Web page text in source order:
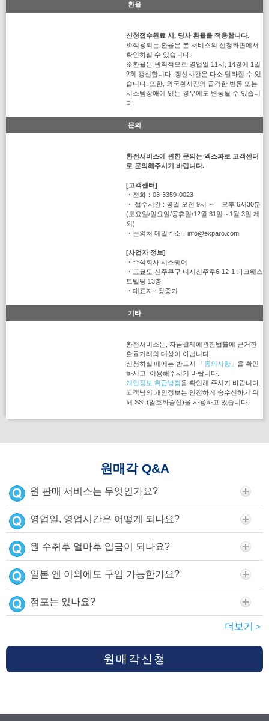
환율
신청접수완료 시, 당사 환율을 적용합니다.
※적용되는 환율은 본 서비스의 신청화면에서
확인하실 수 있습니다.
※환율은 원칙적으로 영업일 11시, 14경에 1일
2회 갱신합니다. 갱신시간은 다소 달라질 수 있
습니다. 또한, 외국환시장의 급격한 변동 또는
시스템장애에 있는 경우에도 변동될 수 있습니
다.
문의
환전서비스에 관한 문의는 엑스파로 고객센터
로 문의해주시기 바랍니다.
[고객센터]
・전화：03-3359-0023
・ 접수시간 : 평일 오전 9시 ～ 오후 6시30분
(토요일/일요일/공휴일/12월 31일～1월 3일 제
외)
・문의처 메일주소：info@exparo.com
[사업자 정보]
・주식회사 시스퀘어
・도쿄도 신주쿠구 니시신주쿠6-12-1 파크웨스
트빌딩 13층
・대표자 : 정중기
기타
환전서비스는, 자금결제에관한법률에 근거한
환율거래의 대상이 아닙니다.
신청하실 때에는 반드시
「동의사항」 을 확인
하시고, 이용해주시기 바랍니다.
개인정보 취급방침을 확인해 주시기 바랍니다.
고객님의 개인정보는 안전하게 송수신하기 위
해 SSL(암호화송신)을 사용하고 있습니다.
원매각 Q&A
원 판매 서비스는 무엇인가요?
영업일, 영업시간은 어떻게 되나요?
원 수취후 얼마후 입금이 되나요?
일본 엔 이외에도 구입 가능한가요?
점포는 있나요?
더보기＞
원매각신청